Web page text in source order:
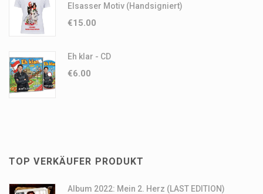
Elsasser Motiv (Handsigniert)
€15.00
Eh klar - CD
€6.00
TOP VERKÄUFER PRODUKT
Album 2022: Mein 2. Herz (LAST EDITION)